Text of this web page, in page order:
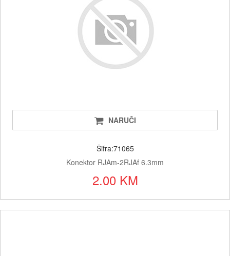
NARUČI
Šifra:71065
Konektor RJAm-2RJAf 6.3mm
2.00 KM